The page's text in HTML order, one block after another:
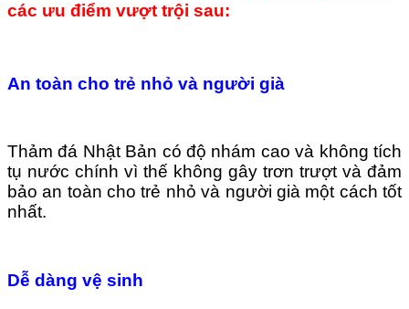
các ưu điểm vượt trội sau:
An toàn cho trẻ nhỏ và người già
Thảm đá Nhật Bản có độ nhám cao và không tích
tụ nước chính vì thế không gây trơn trượt và đảm
bảo an toàn cho trẻ nhỏ và người già một cách tốt
nhất.
Dễ dàng vệ sinh